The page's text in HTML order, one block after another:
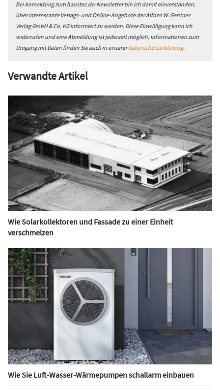
Bei Anmeldung zum haustec.de-Newsletter bin ich damit einverstanden,
über interessante Verlags- und Online-Angebote der Alfons W. Gentner
Verlag GmbH & Co. KG informiert zu werden. Diese Einwilligung kann ich
widerrufen und eine Abmeldung ist jederzeit möglich. Informationen zum
Umgang mit Daten finden Sie auch in unsererDatenschutzerklärung.
Verwandte Artikel
Wie Solarkollektoren und Fassade zu einer Einheit
verschmelzen
Wie Sie Luft-Wasser-Wärmepumpen schallarm einbauen